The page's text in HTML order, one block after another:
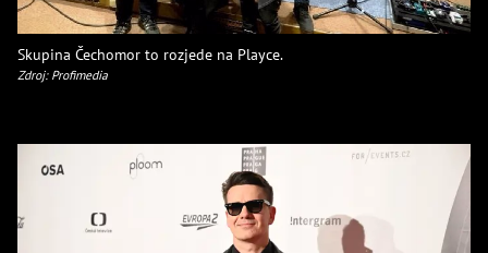
Skupina Čechomor to rozjede na Playce.
Zdroj: Profimedia